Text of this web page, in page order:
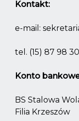
Kontakt:
e-mail:
tel. (15) 87 98
Konto
BS Stalowa
Filia Krzeszów